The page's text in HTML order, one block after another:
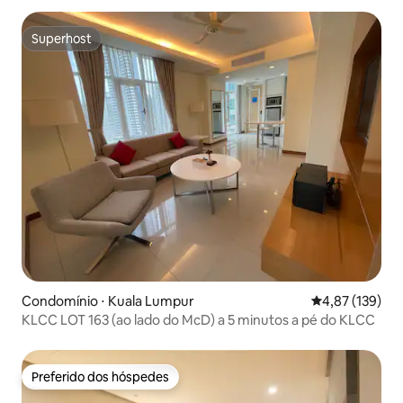
Superhost
Superhost
Condomínio ⋅ Kuala Lumpur 4,87 de uma
4,87 (139)
KLCC LOT 163 (ao lado do McD) a 5 minutos a pé do KLCC
Preferido dos hóspedes
Preferido dos hóspedes